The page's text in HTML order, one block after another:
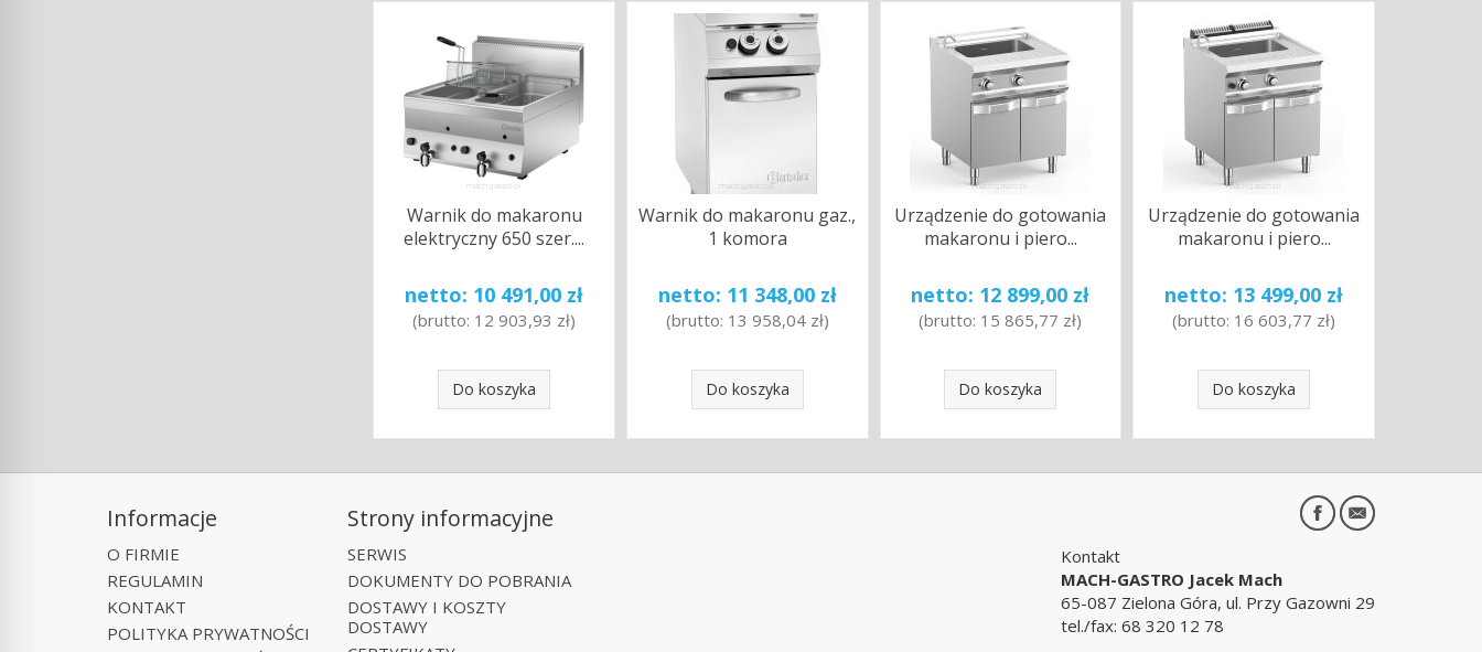
Warnik do makaronu
elektryczny 650 szer....
netto: 10 491,00 zł
(brutto: 12 903,93 zł)
Do koszyka
Warnik do makaronu gaz.,
1 komora
netto: 11 348,00 zł
(brutto: 13 958,04 zł)
Do koszyka
Urządzenie do gotowania
makaronu i piero...
netto: 12 899,00 zł
(brutto: 15 865,77 zł)
Do koszyka
Urządzenie do gotowania
makaronu i piero...
netto: 13 499,00 zł
(brutto: 16 603,77 zł)
Do koszyka
Informacje
O FIRMIE
REGULAMIN
KONTAKT
POLITYKA PRYWATNOŚCI
Strony informacyjne
SERWIS
DOKUMENTY DO POBRANIA
DOSTAWY I KOSZTY
DOSTAWY
Kontakt
MACH-GASTRO Jacek Mach
65-087 Zielona Góra, ul. Przy Gazowni 29
tel./fax: 68 320 12 78